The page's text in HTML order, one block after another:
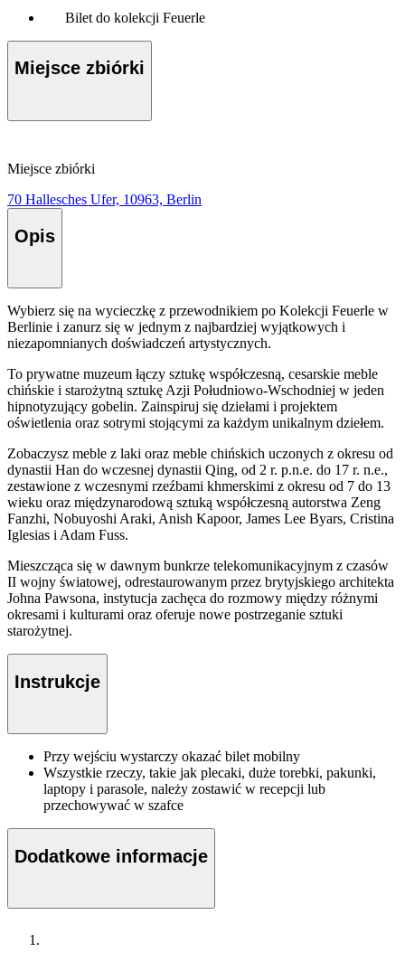
Bilet do kolekcji Feuerle
Miejsce zbiórki
Miejsce zbiórki
70 Hallesches Ufer, 10963, Berlin
Opis
Wybierz się na wycieczkę z przewodnikiem po Kolekcji Feuerle w
Berlinie i zanurz się w jednym z najbardziej wyjątkowych i
niezapomnianych doświadczeń artystycznych.
To prywatne muzeum łączy sztukę współczesną, cesarskie meble
chińskie i starożytną sztukę Azji Południowo-Wschodniej w jeden
hipnotyzujący gobelin. Zainspiruj się dziełami i projektem
oświetlenia oraz sotrymi stojącymi za każdym unikalnym dziełem.
Zobaczysz meble z laki oraz meble chińskich uczonych z okresu od
dynastii Han do wczesnej dynastii Qing, od 2 r. p.n.e. do 17 r. n.e.,
zestawione z wczesnymi rzeźbami khmerskimi z okresu od 7 do 13
wieku oraz międzynarodową sztuką współczesną autorstwa Zeng
Fanzhi, Nobuyoshi Araki, Anish Kapoor, James Lee Byars, Cristina
Iglesias i Adam Fuss.
Mieszcząca się w dawnym bunkrze telekomunikacyjnym z czasów
II wojny światowej, odrestaurowanym przez brytyjskiego architekta
Johna Pawsona, instytucja zachęca do rozmowy między różnymi
okresami i kulturami oraz oferuje nowe postrzeganie sztuki
starożytnej.
Instrukcje
Przy wejściu wystarczy okazać bilet mobilny
Wszystkie rzeczy, takie jak plecaki, duże torebki, pakunki,
laptopy i parasole, należy zostawić w recepcji lub
przechowywać w szafce
Dodatkowe informacje